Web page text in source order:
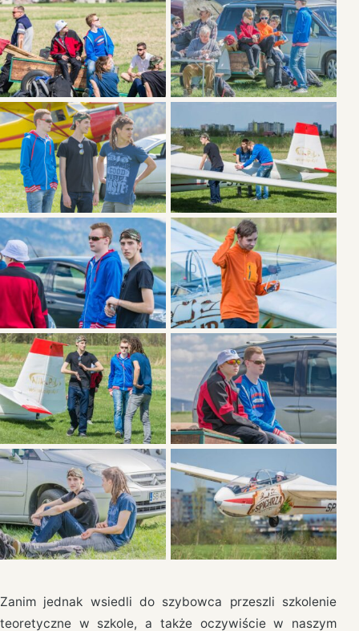
Zanim jednak wsiedli do szybowca przeszli szkolenie
teoretyczne w szkole, a także oczywiście w naszym